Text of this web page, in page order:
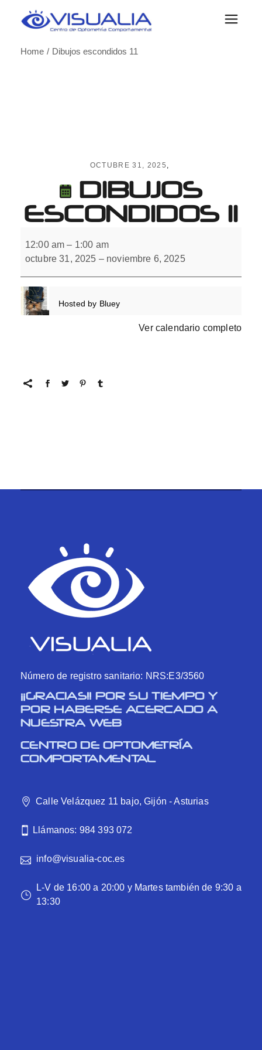
Home
Dibujos escondidos 11
OCTUBRE 31, 2025
DIBUJOS
ESCONDIDOS 11
escondidos
11
12:00 am – 1:00 am
octubre 31, 2025 – noviembre 6, 2025
Hosted by Bluey
Ver calendario completo
Número de registro sanitario: NRS:E3/3560
¡¡GRACIAS!! POR SU TIEMPO Y
POR HABERSE ACERCADO A
NUESTRA WEB
CENTRO DE OPTOMETRÍA
COMPORTAMENTAL
Calle Velázquez 11 bajo, Gijón - Asturias
Llámanos: 984 393 072
info@visualia-coc.es
L-V de 16:00 a 20:00 y Martes también de 9:30 a
13:30